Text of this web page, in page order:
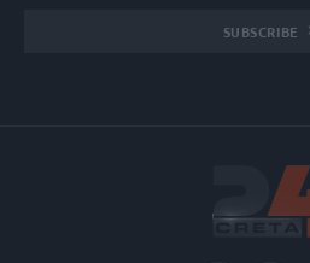
SUBSCRIBE